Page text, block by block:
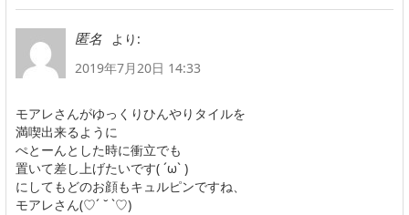
匿名
より:
2019年7月20日 14:33
モアレさんがゆっくりひんやりタイルを
満喫出来るように
ぺとーんとした時に衝立でも
置いて差し上げたいです( ´ω` )
にしてもどのお顔もキュルピンですね、
モアレさん(♡´ ˘ `♡)